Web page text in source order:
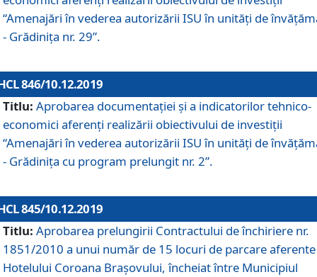
“Amenajări în vederea autorizării ISU în unități de
- Grădinița nr. 29”.
846/10.12.2019
Titlu: Aprobarea documentației și a indicatorilor tehnico-
economici aferenți realizării obiectivului de investiții
“Amenajări în vederea autorizării ISU în unități de
- Grădinița cu program prelungit nr. 2”.
845/10.12.2019
Titlu: Aprobarea prelungirii Contractului de închiriere nr.
1851/2010 a unui număr de 15 locuri de parcare aferente
Hotelului Coroana Brașovului, încheiat între Municipiul